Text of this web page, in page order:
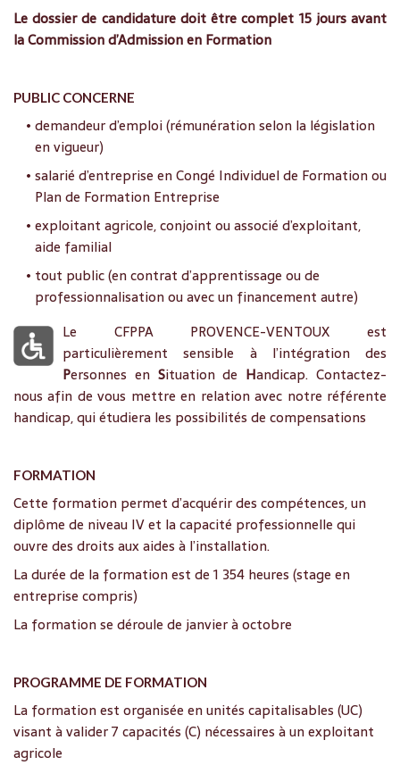
Le dossier de candidature doit être complet 15 jours avant
la Commission d’Admission en Formation
PUBLIC CONCERNE
• demandeur d’emploi (rémunération selon la législation
en vigueur)
• salarié d’entreprise en Congé Individuel de Formation ou
Plan de Formation Entreprise
• exploitant agricole, conjoint ou associé d’exploitant,
aide familial
• tout public (en contrat d’apprentissage ou de
professionnalisation ou avec un financement autre)
Le CFPPA PROVENCE-VENTOUX est
particulièrement sensible à l’intégration des
Personnes en Situation de Handicap. Contactez-
nous afin de vous mettre en relation avec notre référente
handicap, qui étudiera les possibilités de compensations
FORMATION
Cette formation permet d’acquérir des compétences, un
diplôme de niveau IV et la capacité professionnelle qui
ouvre des droits aux aides à l’installation.
La durée de la formation est de 1 354 heures (stage en
entreprise compris)
La formation se déroule de janvier à octobre
PROGRAMME DE FORMATION
La formation est organisée en unités capitalisables (UC)
visant à valider 7 capacités (C) nécessaires à un exploitant
agricole